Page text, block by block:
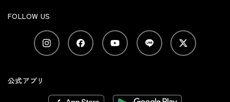
FOLLOW US
公式アプリ